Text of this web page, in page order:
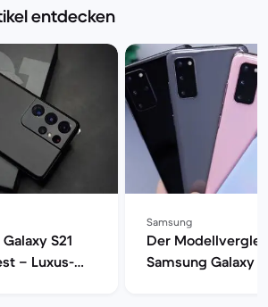
entdecken
S21
– Luxus-
Samsung
Der
Samsung Galaxy